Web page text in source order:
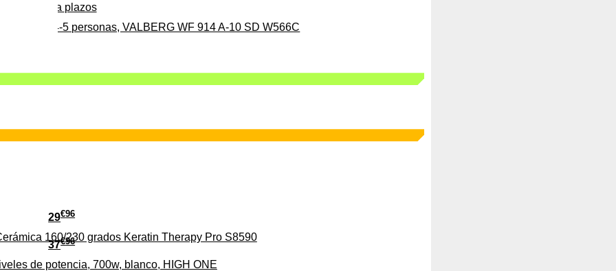
Pago a plazos
para 4-5 personas, VALBERG WF 914 A-10 SD W566C
37€96
de potencia, 700w, blanco, HIGH ONE
29€96
160/230 grados Keratin Therapy Pro S8590